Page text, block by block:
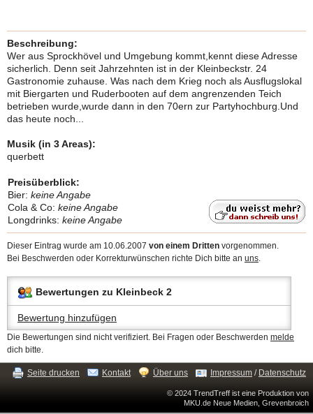
Beschreibung:
Wer aus Sprockhövel und Umgebung kommt,kennt diese Adresse
sicherlich. Denn seit Jahrzehnten ist in der Kleinbeckstr. 24
Gastronomie zuhause. Was nach dem Krieg noch als Ausflugslokal
mit Biergarten und Ruderbooten auf dem angrenzenden Teich
betrieben wurde,wurde dann in den 70ern zur Partyhochburg.Und
das heute noch...
Musik (in 3 Areas):
querbett
Preisüberblick:
Bier: keine Angabe
Cola & Co: keine Angabe
Longdrinks: keine Angabe
Dieser Eintrag wurde am 10.06.2007 von einem Dritten vorgenommen.
Bei Beschwerden oder Korrekturwünschen richte Dich bitte an uns.
Bewertungen zu Kleinbeck 2
Bewertung hinzufügen
Die Bewertungen sind nicht verifiziert. Bei Fragen oder Beschwerden melde
dich bitte.
Seite drucken Kontakt Über uns Impressum / Datenschutz
© 2024 TrendTreff ist eine Produktion von
MKU.de Neue Medien, Grevenbroich